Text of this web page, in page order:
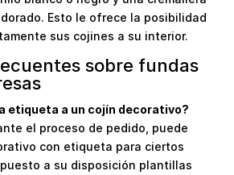
Esto le ofrece la posibilidad
sus cojines a su interior.
sobre fundas
etiqueta a un cojín decorativo?
el proceso de pedido, puede
con etiqueta para ciertos
a su disposición plantillas